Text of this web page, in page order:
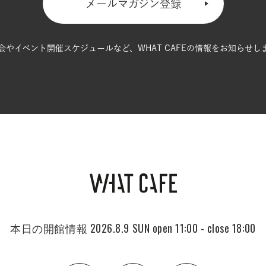
メールマガジン登録
やイベント開催スケジュールなど、 WHAT CAFEの情報をお知らせし
本日の開館情報 2026.8.9 SUN open 11:00 - close 18:00